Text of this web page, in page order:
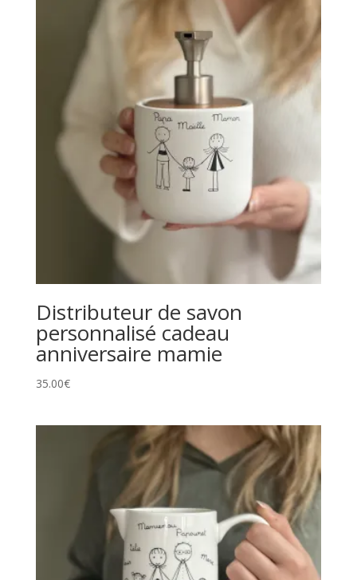
Distributeur de savon
personnalisé cadeau
anniversaire mamie
35.00€